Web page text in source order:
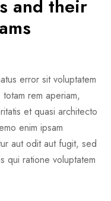
and their
error sit voluptatem
rem aperiam,
et quasi architecto
enim ipsam
aut odit aut fugit, sed
qui ratione voluptatem